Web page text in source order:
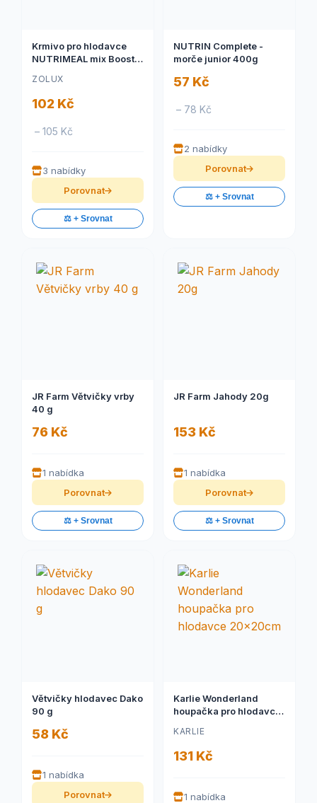
Krmivo pro hlodavce
NUTRIMEAL mix Boost
ZOLUX
102 Kč
– 105 Kč
3 nabídky
Porovnat
⚖️ + Srovnat
NUTRIN Complete -
morče junior 400g
57 Kč
– 78 Kč
2 nabídky
Porovnat
⚖️ + Srovnat
JR Farm Větvičky vrby
40 g
76 Kč
1 nabídka
Porovnat
⚖️ + Srovnat
JR Farm Jahody 20g
153 Kč
1 nabídka
Porovnat
⚖️ + Srovnat
Větvičky hlodavec Dako
90 g
58 Kč
1 nabídka
Porovnat
Karlie Wonderland
houpačka pro hlodavce
KARLIE
131 Kč
1 nabídka